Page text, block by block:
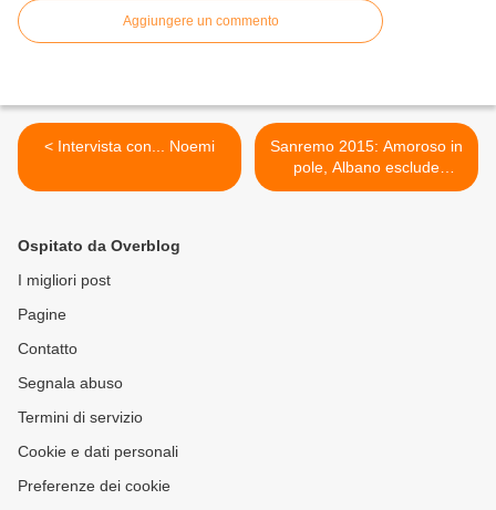
Aggiungere un commento
< Intervista con... Noemi
Sanremo 2015: Amoroso in
pole, Albano esclude
Romina >
Ospitato da Overblog
I migliori post
Pagine
Contatto
Segnala abuso
Termini di servizio
Cookie e dati personali
Preferenze dei cookie